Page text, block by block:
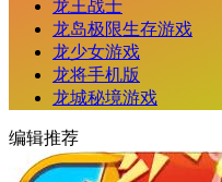
龙王战士
龙岛极限生存游戏
龙少女游戏
龙将手机版
龙城秘境游戏
编辑推荐